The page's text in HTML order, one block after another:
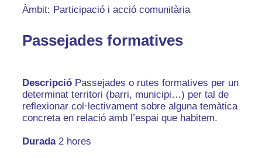
Àmbit: Participació i acció comunitària
Passejades formatives
Descripció Passejades o rutes formatives per un
determinat territori (barri, municipi…) per tal de
reflexionar col·lectivament sobre alguna temàtica
concreta en relació amb l’espai que habitem.
Durada2 hores